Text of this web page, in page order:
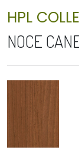
HPL
NOCE